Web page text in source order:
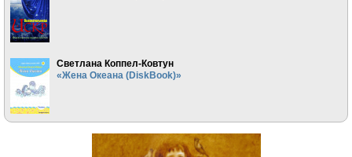
Светлана Коппел-Ковтун
«Жена Океана (DiskBook)»